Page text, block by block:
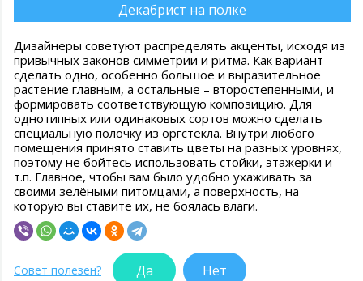
Декабрист на полке
Дизайнеры советуют распределять акценты, исходя из
привычных законов симметрии и ритма. Как вариант –
сделать одно, особенно большое и выразительное
растение главным, а остальные – второстепенными, и
формировать соответствующую композицию. Для
однотипных или одинаковых сортов можно сделать
специальную полочку из оргстекла. Внутри любого
помещения принято ставить цветы на разных уровнях,
поэтому не бойтесь использовать стойки, этажерки и
т.п. Главное, чтобы вам было удобно ухаживать за
своими зелёными питомцами, а поверхность, на
которую вы ставите их, не боялась влаги.
Совет полезен? Да Нет